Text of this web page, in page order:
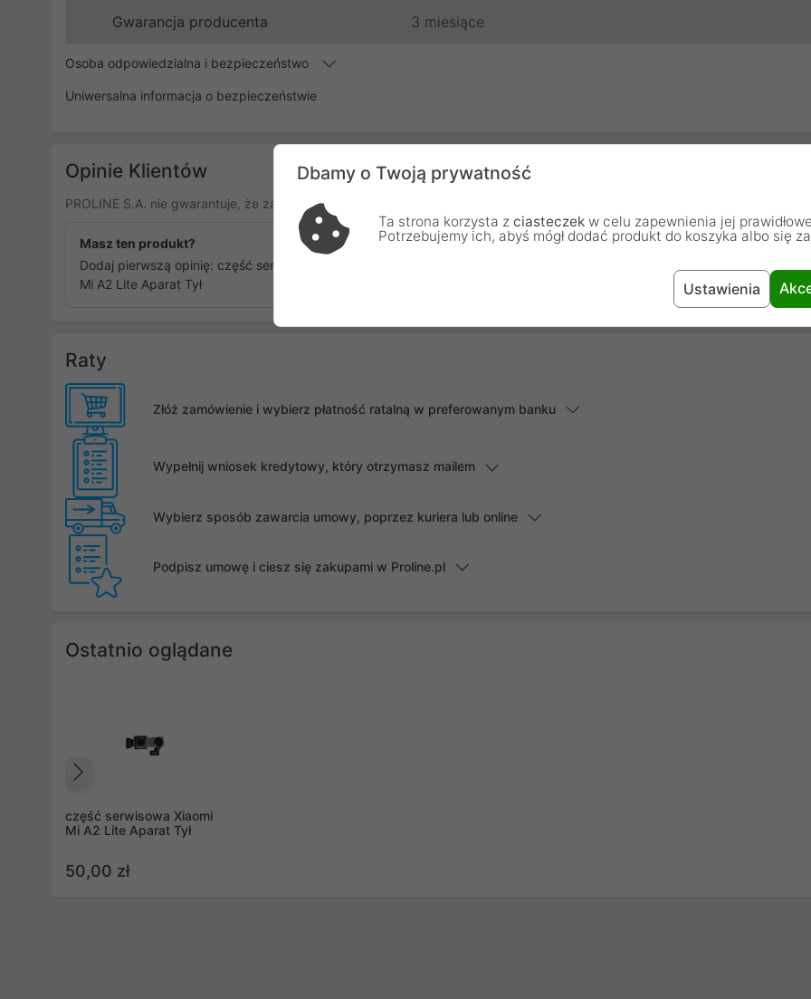
Gwarancja producenta 3 miesiące
Osoba odpowiedzialna i bezpieczeństwo
Uniwersalna informacja o bezpieczeństwie
Opinie Klientów
PROLINE S.A. nie gwarantuje, że zamieszczone opinie pochodzą od osób, które zakupiły lub używały dany produkt.
Masz ten produkt?
Dodaj pierwszą opinię: część serwisowa Xiaomi
Mi A2 Lite Aparat Tył
Raty
Złóż zamówienie i wybierz płatność ratalną w preferowanym banku
Wypełnij wniosek kredytowy, który otrzymasz mailem
Wybierz sposób zawarcia umowy, poprzez kuriera lub online
Podpisz umowę i ciesz się zakupami w Proline.pl
Ostatnio oglądane
część serwisowa Xiaomi
Mi A2 Lite Aparat Tył
50,00 zł
Dbamy o Twoją prywatność
Ta strona korzysta z ciasteczek w celu zapewnienia jej
Potrzebujemy ich, abyś mógł dodać produkt do koszyka albo się
Ustawienia